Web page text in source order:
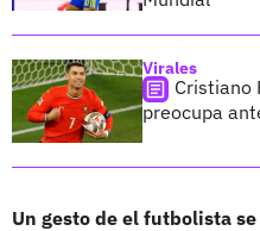
Virales
Cristiano
preocupa
Un gesto de el futbolista